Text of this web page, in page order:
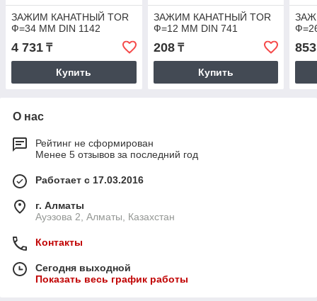
ЗАЖИМ КАНАТНЫЙ TOR
Ф=34 ММ DIN 1142
4 731 ₸
Купить
ЗАЖИМ КАНАТНЫЙ TOR
Ф=12 ММ DIN 741
208₸
Купить
853
О нас
Рейтинг не сформирован
Менее 5 отзывов за последний год
Работает с 17.03.2016
г. Алматы
Ауэзова 2, Алматы, Казахстан
Контакты
Сегодня выходной
Показать весь график работы